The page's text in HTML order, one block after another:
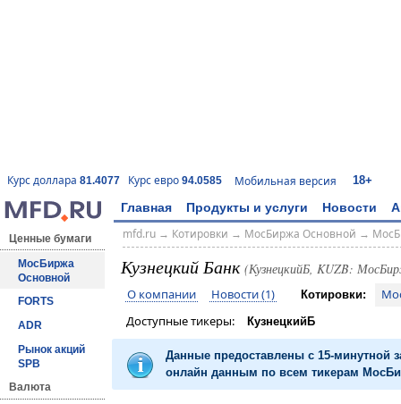
Курс доллара 81.4077 Курс евро 94.0585 Мобильная версия 18+
Главная Продукты и услуги Новости
Ценные бумаги
МосБиржа
Основной
FORTS
ADR
Рынок акций
SPB
Валюта
mfd.ru→ Котировки → МосБиржа Основной →
Кузнецкий Банк (КузнецкийБ, KUZB:
О компании Новости (1) Котировки:
Доступные тикеры:
КузнецкийБ
Данные предоставлены с 15-минутной
онлайн данным по всем тикерам